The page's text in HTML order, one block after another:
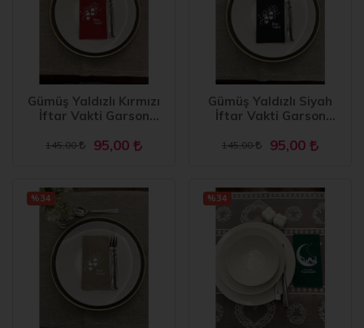
Gümüş Yaldızlı Kırmızı
İftar Vakti Garson
145,00 95,00
Gümüş Yaldızlı Siyah
İftar Vakti Garson
145,00 95,00
%34 %34